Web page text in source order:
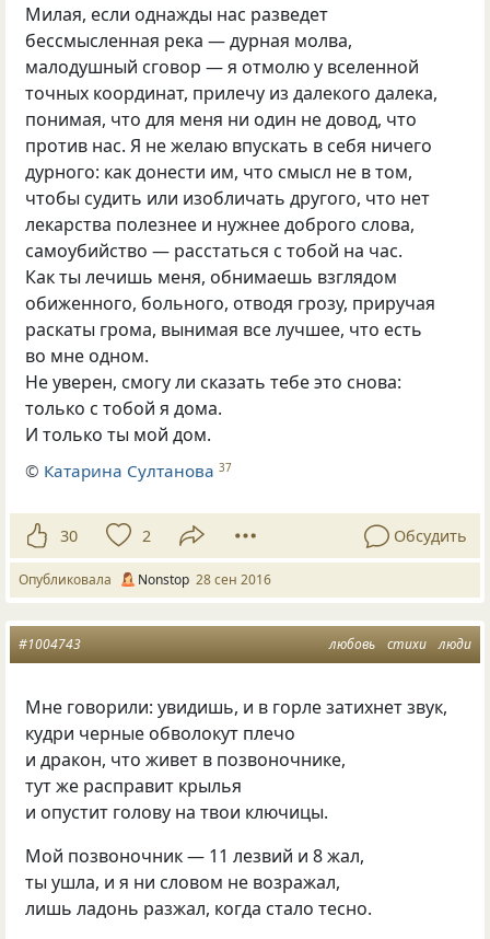
Милая, если однажды нас разведет
бессмысленная река — дурная молва,
малодушный сговор — я отмолю у вселенной
точных координат, прилечу из далекого далека,
понимая, что для меня ни один не довод, что
против нас. Я не желаю впускать в себя ничего
дурного: как донести им, что смысл не в том,
чтобы судить или изобличать другого, что нет
лекарства полезнее и нужнее доброго слова,
самоубийство — расстаться с тобой на час.
Как ты лечишь меня, обнимаешь взглядом
обиженного, больного, отводя грозу, приручая
раскаты грома, вынимая все лучшее, что есть
во мне одном.
Не уверен, смогу ли сказать тебе это снова:
только с тобой я дома.
И только ты мой дом.
© Катарина Султанова 37
30 2 Обсудить
Опубликовала Nonstop 28 сен 2016
любовь стихи люди
#1004743
Мне говорили: увидишь, и в горле затихнет звук,
кудри черные обволокут плечо
и дракон, что живет в позвоночнике,
тут же расправит крылья
и опустит голову на твои ключицы.
Мой позвоночник — 11 лезвий и 8 жал,
ты ушла, и я ни словом не возражал,
лишь ладонь разжал, когда стало тесно.